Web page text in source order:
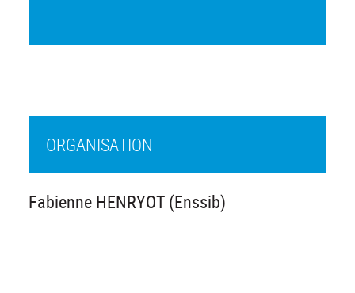
ORGANISATION
Fabienne HENRYOT (Enssib)